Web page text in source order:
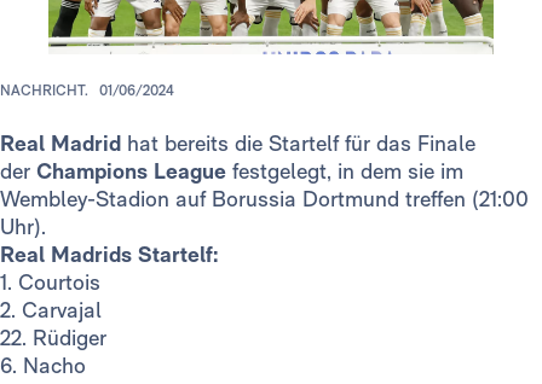
NACHRICHT. 01/06/2024
Real Madrid hat bereits die Startelf für das Finale
der Champions League festgelegt, in dem sie im
Wembley-Stadion auf Borussia Dortmund treffen (21:00
Uhr).
Real Madrids Startelf:
1. Courtois
2. Carvajal
22. Rüdiger
6. Nacho